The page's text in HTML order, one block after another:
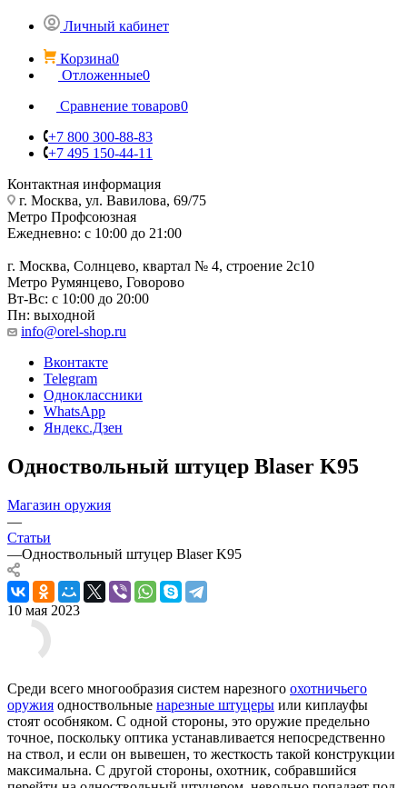
Личный кабинет
Корзина0
Отложенные0
Сравнение товаров0
+7 800 300-88-83
+7 495 150-44-11
Контактная информация
г. Москва, ул. Вавилова, 69/75
Метро Профсоюзная
Ежедневно: с 10:00 до 21:00
г. Москва, Солнцево, квартал № 4, строение 2с10
Метро Румянцево, Говорово
Вт-Вс: с 10:00 до 20:00
Пн: выходной
info@orel-shop.ru
Вконтакте
Telegram
Одноклассники
WhatsApp
Яндекс.Дзен
Одноствольный штуцер Blaser K95
Магазин оружия
—
Статьи
—Одноствольный штуцер Blaser K95
10 мая 2023
Среди всего многообразия систем нарезного охотничьего
оружия одноствольные нарезные штуцеры или киплауфы
стоят особняком. С одной стороны, это оружие предельно
точное, поскольку оптика устанавливается непосредственно
на ствол, и если он вывешен, то жесткость такой конструкции
максимальна. С другой стороны, охотник, собравшийся